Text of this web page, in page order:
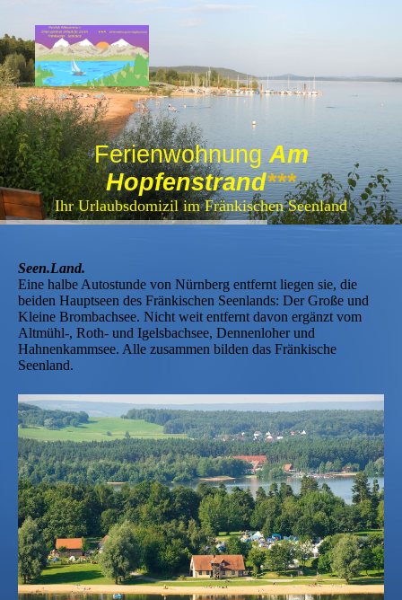
FerienwohnungAm
Hopfenstrand***
Ihr Urlaubsdomizil im Fränkischen Seenland
Seen.Land.
Eine halbe Autostunde von Nürnberg entfernt liegen sie, die
beiden Hauptseen des Fränkischen Seenlands: Der Große und
Kleine Brombachsee. Nicht weit entfernt davon ergänzt vom
Altmühl-, Roth- und Igelsbachsee, Dennenloher und
Hahnenkammsee. Alle zusammen bilden das Fränkische
Seenland.